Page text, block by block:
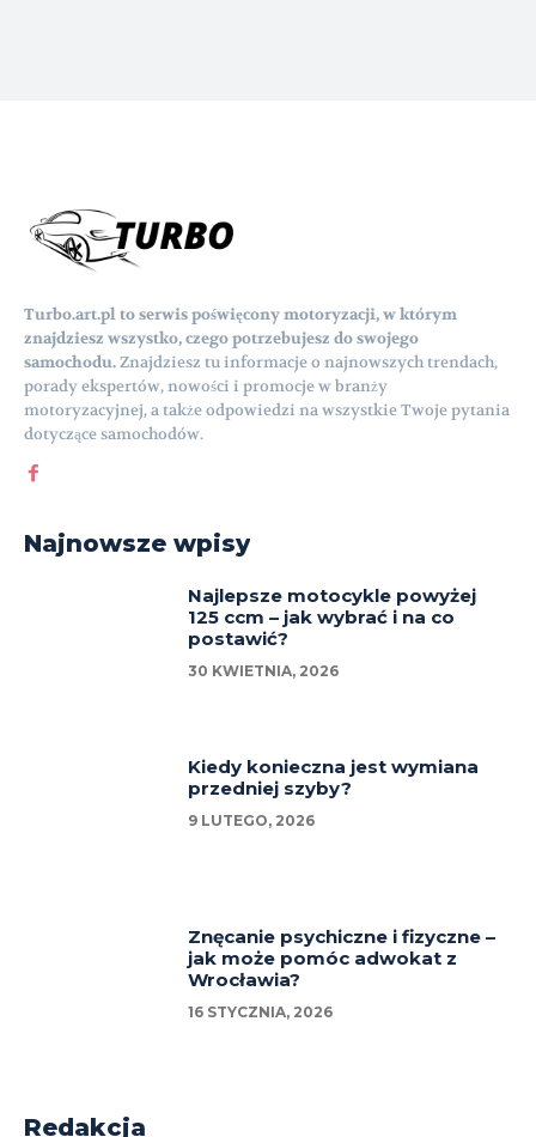
Turbo.art.pl to serwis poświęcony motoryzacji, w którym
znajdziesz wszystko, czego potrzebujesz do swojego
samochodu.Znajdziesz tu informacje o najnowszych trendach,
porady ekspertów, nowości i promocje w branży
motoryzacyjnej, a także odpowiedzi na wszystkie Twoje pytania
dotyczące samochodów.
Najnowsze wpisy
Najlepsze motocykle powyżej
125 ccm – jak wybrać i na co
postawić?
30 KWIETNIA, 2026
Kiedy konieczna jest wymiana
przedniej szyby?
9 LUTEGO, 2026
Znęcanie psychiczne i fizyczne –
jak może pomóc adwokat z
Wrocławia?
16 STYCZNIA, 2026
Redakcja